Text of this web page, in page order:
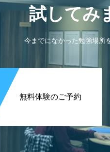
試してみ
今までになかった勉強場所
無料体験のご予約